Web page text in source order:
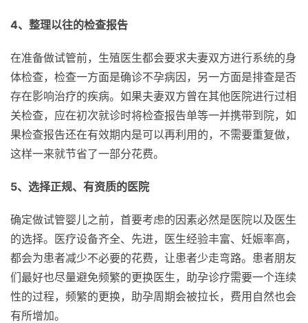
4、整理以往的检查报告
在准备做试管前，生殖医生都会要求夫妻双方进行系统的身
体检查，检查一方面是确诊不孕病因，另一方面是排查是否
存在影响治疗的疾病。如果夫妻双方曾在其他医院进行过相
关检查，应在初次就诊时将检查报告单等一并携带到院，如
果检查报告还在有效期内是可以再利用的，不需要重复做，
这样一来就节省了一部分花费。
5、选择正规、有资质的医院
确定做试管婴儿之前，首要考虑的因素必然是医院以及医生
的选择。医疗设备齐全、先进，医生经验丰富、妊娠率高，
都会为患者减少不必要的花费，让患者少走弯路。患者朋友
们最好也尽量避免频繁的更换医生，助孕诊疗需要一个连续
性的过程，频繁的更换，助孕周期会被拉长，费用自然也会
有所增加。